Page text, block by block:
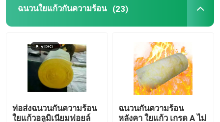
ฉนวนใยแก้วกันความร้อน (23)
ท่อส่งฉนวนกันความร้อน
ใยแก้วอลูมิเนียมฟอยล์
ฉนวนกันความร้อน
หลังคา ใยแก้ว เกรด A ไม่